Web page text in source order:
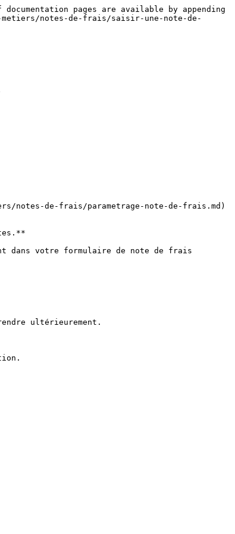
pages are available by appending
metiers/notes-de-frais/saisir-une-note-de-
notes-de-frais/parametrage-note-de-frais.md)
dans votre formulaire de note de frais
ultérieurement.